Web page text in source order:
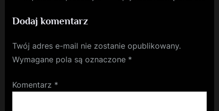
Dodaj komentarz
Twój adres e-mail nie zostanie opublikowany.
Wymagane pola są oznaczone *
Komentarz *